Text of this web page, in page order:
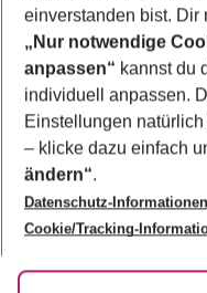
Footer
Footer navigation
Über uns
AGB
Bestpreisgarantie
Cookie-Einstellungen
Cookie-Richtlinie
Agenturbetreuung
Barrierefreies Reisen
Folge uns
einverstanden bist. Dir
„Nur notwendige
anpassen“ kannst du
individuell anpassen.
Einstellungen
– klicke dazu einfach
ändern“.
Datenschutz-Informationen
Cookie/Tracking-